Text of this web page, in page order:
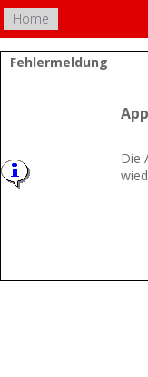
Home
Fehlermeldung
Die